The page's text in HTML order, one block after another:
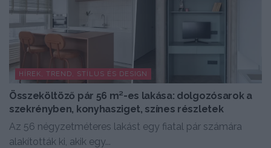
HÍREK, TREND, STÍLUS ÉS DESIGN
Összeköltöző pár 56 m²-es lakása: dolgozósarok a
szekrényben, konyhasziget, színes részletek
Az 56 négyzetméteres lakást egy fiatal pár számára
alakították ki, akik egy...